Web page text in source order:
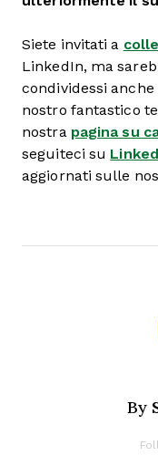
Siete invitati a
LinkedIn, ma
condividessi
nostro fantastico
nostra pagina su
seguiteci su
aggiornati sulle
By